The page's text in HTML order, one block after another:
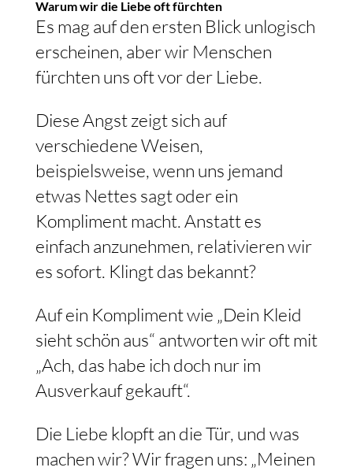
Warum wir die Liebe oft fürchten
Es mag auf den ersten Blick unlogisch
erscheinen, aber wir Menschen
fürchten uns oft vor der Liebe.
Diese Angst zeigt sich auf
verschiedene Weisen,
beispielsweise, wenn uns jemand
etwas Nettes sagt oder ein
Kompliment macht. Anstatt es
einfach anzunehmen, relativieren wir
es sofort. Klingt das bekannt?
Auf ein Kompliment wie „Dein Kleid
sieht schön aus“ antworten wir oft mit
„Ach, das habe ich doch nur im
Ausverkauf gekauft“.
Die Liebe klopft an die Tür, und was
machen wir? Wir fragen uns: „Meinen